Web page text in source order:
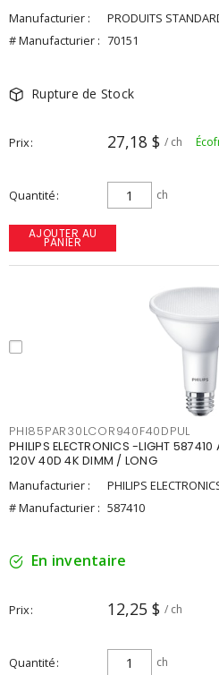
Manufacturier :
PRODUITS
# Manufacturier : 70151
Rupture de Stock
Prix 27,18 $ / ch
Quantité ch
AJOUTER AU
PANIER
PHI85PAR30LCOR940F40DPUL
PHILIPS ELECTRONICS -LIGHT
120V 40D 4K DIMM / LONG
Manufacturier :
PHILIPS
# Manufacturier : 587410
En inventaire
Prix 12,25 $ / ch
Quantité ch